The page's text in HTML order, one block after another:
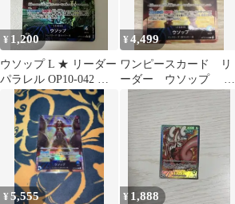
¥ 1,200
ウソップ L ★ リーダー
パラレル OP10-042 ワ
ンピカード 王族の血統
¥4,499
ワンピースカード リ
ーダー ウソップ プ
ロモ パラレル
¥5,555 ¥ 1,888